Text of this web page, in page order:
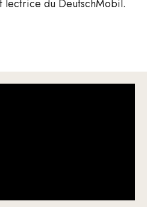
lectrice du DeutschMobil.